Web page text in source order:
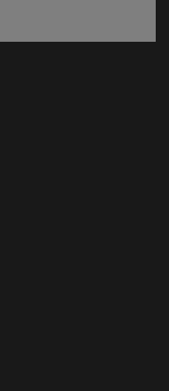
nueva ventana)
nueva ventana)